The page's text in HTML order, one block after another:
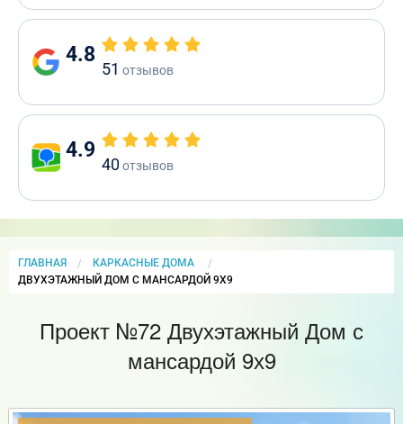
4.8
51 отзывов
4.9
40отзывов
ГЛАВНАЯ
КАРКАСНЫЕ ДОМА
CURRENT:
ДВУХЭТАЖНЫЙ ДОМ С МАНСАРДОЙ 9Х9
Проект №72 Двухэтажный Дом с
мансардой 9х9